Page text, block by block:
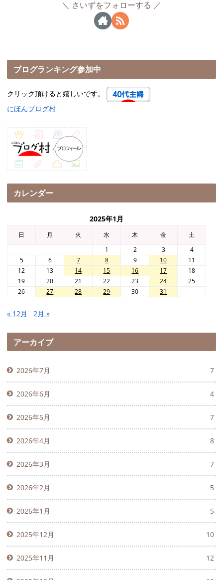
さいずをフォローする
ブログランキング参加中
クリック頂けると嬉しいです。
にほんブログ村
カレンダー
2025年1月
日 月 火 水 木 金
土
1
2 3
4
5
6 7 8 9 10
11
12
13 14 15 16 17
18
19
20 21 22 23 24
25
26
27 28 29 30 31
« 12月 2月 »
アーカイブ
2026年7月 7
2026年6月 4
2026年5月 7
2026年4月 8
2026年3月 7
2026年2月 5
2026年1月 5
2025年12月 10
2025年11月 12